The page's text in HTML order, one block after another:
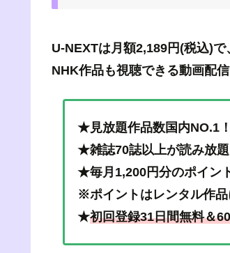
U-NEXTは月額2,189円(税込)
NHK作品も視聴できる動画配
★見放題作品数国内NO.1！
★雑誌70誌以上が読み放題
★毎月1,200円分のポイン
※ポイントはレンタル作
★初回登録31日間無料＆